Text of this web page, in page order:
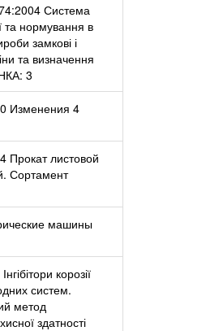
Система
та нормування в
замкові і
та визначення
3
Изменения 4
Прокат листовой
Сортамент
машины
корозії
систем.
метод
здатності